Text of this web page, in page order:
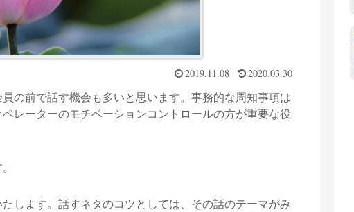
2019.11.08 2020.03.30
の前で話す機会も多いと思います。事務的な周知事項は
レーターのモチベーションコントロールの方が重要な役
します。話すネタのコツとしては、その話のテーマがみ